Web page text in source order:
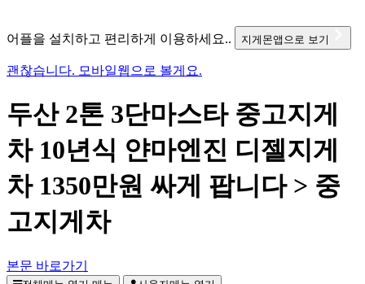
어플을 설치하고 편리하게 이용하세요.. 지게몬앱으로 보기
괜찮습니다. 모바일웹으로 볼게요.
두산 2톤 3단마스타 중고지게
차 10년식 얀마엔진 디젤지게
차 1350만원 싸게 팝니다 > 중
고지게차
본문 바로가기